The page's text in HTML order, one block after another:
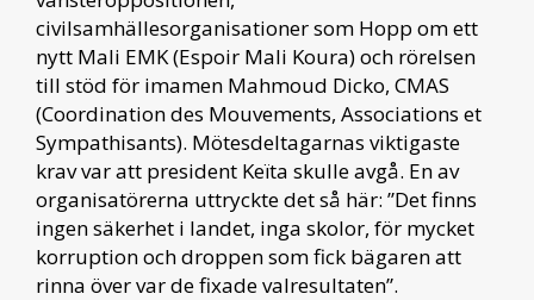
civilsamhällesorganisationer som Hopp om ett
nytt Mali EMK (Espoir Mali Koura) och rörelsen
till stöd för imamen Mahmoud Dicko, CMAS
(Coordination des Mouvements, Associations et
Sympathisants). Mötesdeltagarnas viktigaste
krav var att president Keïta skulle avgå. En av
organisatörerna uttryckte det så här: ”Det finns
ingen säkerhet i landet, inga skolor, för mycket
korruption och droppen som fick bägaren att
rinna över var de fixade valresultaten”.